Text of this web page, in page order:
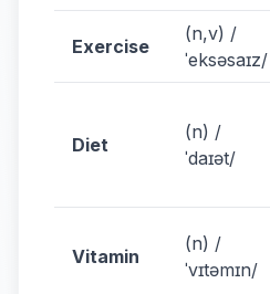
Exercise
(n,v) /
ˈeksəsaɪz/
Diet
(n) /
ˈdaɪət/
Vitamin
(n) /
ˈvɪtəmɪn/